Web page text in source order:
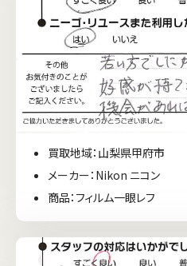
買取地域：山梨県甲府市
メーカー：Nikon ニコン
商品：フィルム一眼レフ